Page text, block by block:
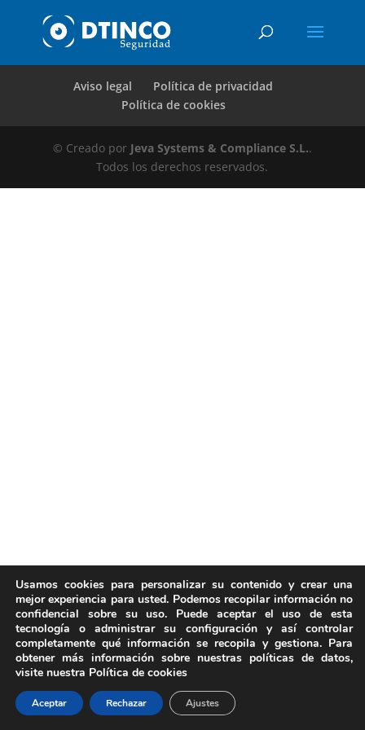
Aviso legal
Política de privacidad
Política de cookies
© Creado por Jeva Systems & Compliance S.L..
Todos los derechos reservados.
Usamos cookies para personalizar su contenido y crear una
mejor experiencia para usted. Podemos recopilar información no
confidencial sobre su uso. Puede aceptar el uso de esta
tecnología o administrar su configuración y así controlar
completamente qué información se recopila y gestiona. Para
obtener más información sobre nuestras políticas de datos,
visite nuestra Política de cookies
Aceptar Rechazar Ajustes